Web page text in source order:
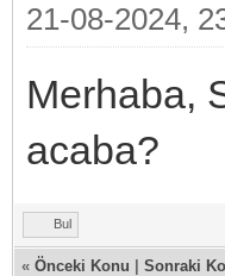
21-08-2024,
Merhaba,
acaba?
Bul
« Önceki Konu Sonraki